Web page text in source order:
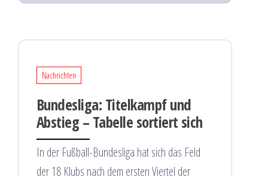
Nachrichten
Bundesliga: Titelkampf und
Abstieg – Tabelle sortiert sich
In der Fußball-Bundesliga hat sich das Feld
der 18 Klubs nach dem ersten Viertel der